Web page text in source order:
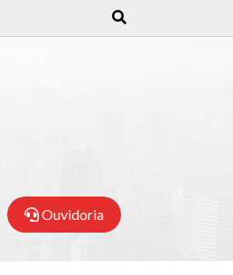
Ouvidoria